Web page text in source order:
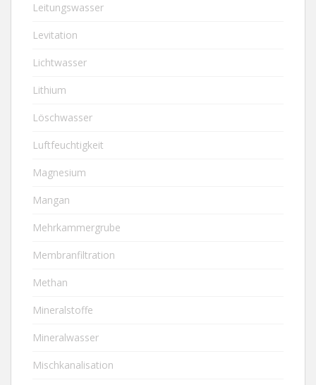
Leitungswasser
Levitation
Lichtwasser
Lithium
Löschwasser
Luftfeuchtigkeit
Magnesium
Mangan
Mehrkammergrube
Membranfiltration
Methan
Mineralstoffe
Mineralwasser
Mischkanalisation